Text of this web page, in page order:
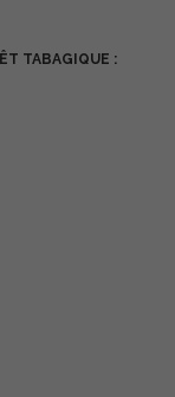
TABAGIQUE :